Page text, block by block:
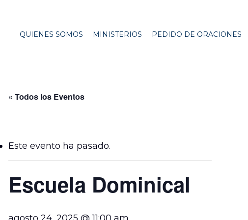
QUIENES SOMOS MINISTERIOS PEDIDO DE ORACIONES
« Todos los Eventos
Este evento ha pasado.
Escuela Dominical